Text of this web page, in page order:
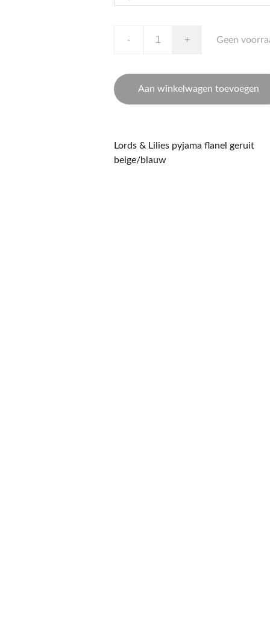
- + Geen
Aan winkelwagen toevoegen
Lords & Lilies pyjama flanel geruit
beige/blauw